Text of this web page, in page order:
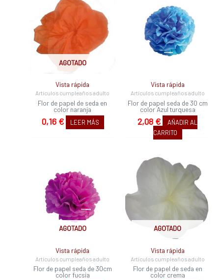
AGOTADO
Vista rápida
Artículos cumpleaños adulto
Flor de papel de seda en
color naranja
0,16 € LEER MÁS
Vista rápida
Artículos cumpleaños adulto
Flor de papel seda de 30 cm
color Azul turquesa
2,08 €
AÑADIR AL
CARRITO
AGOTADO
Vista rápida
Artículos cumpleaños adulto
Flor de papel seda de 30cm
color fucsia
AGOTADO
Vista rápida
Artículos cumpleaños adulto
Flor de papel de seda en
color crema